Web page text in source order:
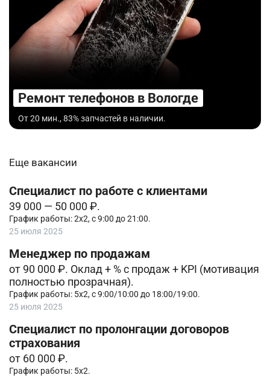
Ремонт телефонов в Вологде
От 20 мин., 83% запчастей в наличии.
Еще вакансии
Специалист по работе с клиентами
39 000 — 50 000 ₽.
График работы: 2х2, с 9:00 до 21:00.
25 июля 2025
Менеджер по продажам
от 90 000 ₽. Оклад + % с продаж + KPI (мотивация
полностью прозрачная).
График работы: 5х2, с 9:00/10:00 до 18:00/19:00.
25 июля 2025
Специалист по пролонгации договоров
страхования
от 60 000 ₽.
График работы: 5х2.